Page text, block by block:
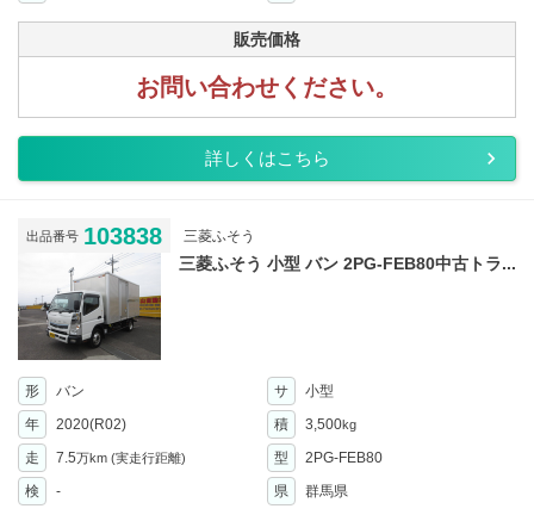
販売価格
お問い合わせください。
詳しくはこちら
出品番号 103838 三菱ふそう
三菱ふそう 小型 バン 2PG-FEB80中古トラ...
形 バン サ
小型
年
2020(R02) 積 3,500kg
走 7.5万km (実走行距離) 型
2PG-FEB80
検
- 県 群馬県